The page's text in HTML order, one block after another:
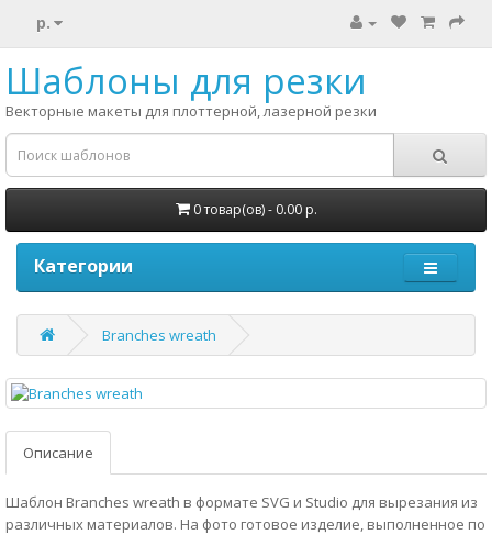
р.
Шаблоны для резки
Векторные макеты для плоттерной, лазерной резки
0 товар(ов) - 0.00 р.
Категории
Branches wreath
Описание
Шаблон Branches wreath в формате SVG и Studio для вырезания из
различных материалов. На фото готовое изделие, выполненное по